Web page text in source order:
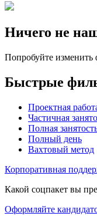
Ничего не
Попробуйте
Быстрые
Проектная
Частичная
Полная
Полный день
Вахтовый метод
Корпоративная
Какой соцпакет вы
Оформляйте